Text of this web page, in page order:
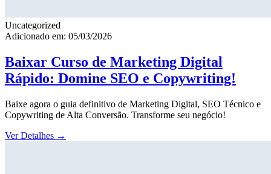
Uncategorized
Adicionado em: 05/03/2026
Baixar Curso de Marketing Digital
Rápido: Domine SEO e Copywriting!
Baixe agora o guia definitivo de Marketing Digital, SEO Técnico e
Copywriting de Alta Conversão. Transforme seu negócio!
Ver Detalhes →